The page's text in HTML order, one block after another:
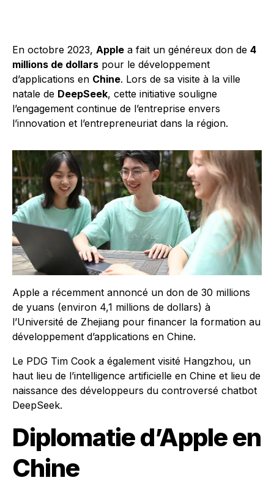
En octobre 2023, Apple a fait un généreux don de 4
millions de dollars pour le développement
d’applications en Chine. Lors de sa visite à la ville
natale de DeepSeek, cette initiative souligne
l’engagement continue de l’entreprise envers
l’innovation et l’entrepreneuriat dans la région.
Apple a récemment annoncé un don de 30 millions
de yuans (environ 4,1 millions de dollars) à
l’Université de Zhejiang pour financer la formation au
développement d’applications en Chine.
Le PDG Tim Cook a également visité Hangzhou, un
haut lieu de l’intelligence artificielle en Chine et lieu de
naissance des développeurs du controversé chatbot
DeepSeek.
Diplomatie d’Apple en
Chine